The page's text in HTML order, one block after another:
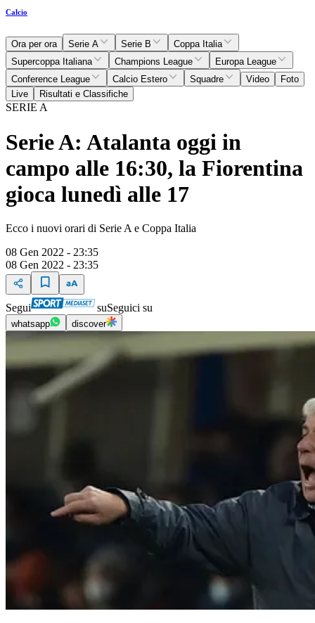
Calcio
Ora per ora Serie A Serie B
Coppa Italia
Supercoppa Italiana
Champions League
Europa League
Conference League
Calcio Estero Squadre Video
Foto
Live
Risultati e Classifiche
SERIE A
Serie A: Atalanta oggi in
campo alle 16:30, la Fiorentina
gioca lunedì alle 17
Ecco i nuovi orari di Serie A e Coppa Italia
08 Gen 2022 - 23:35
08 Gen 2022 - 23:35
Segui suSeguici su
whatsapp discover